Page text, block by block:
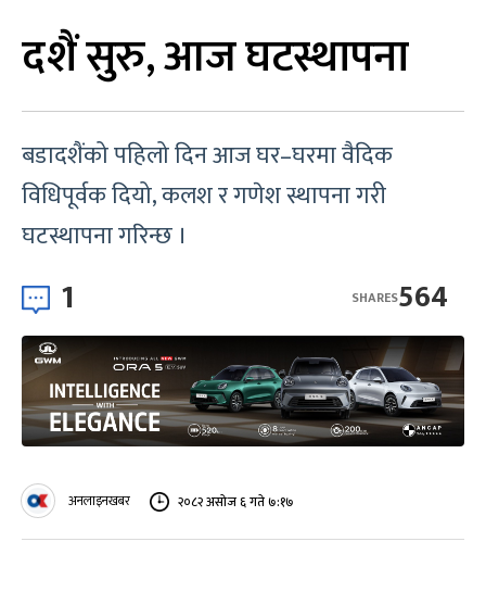
दशैं सुरु, आज घटस्थापना
बडादशैंको पहिलो दिन आज घर–घरमा वैदिक
विधिपूर्वक दियो, कलश र गणेश स्थापना गरी
घटस्थापना गरिन्छ ।
1 564
SHARES
अनलाइनखबर २०८२ असोज ६ गते ७:१७